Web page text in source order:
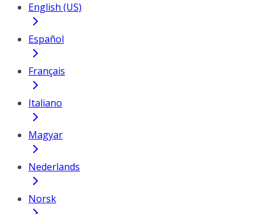
English (US)
Español
Français
Italiano
Magyar
Nederlands
Norsk